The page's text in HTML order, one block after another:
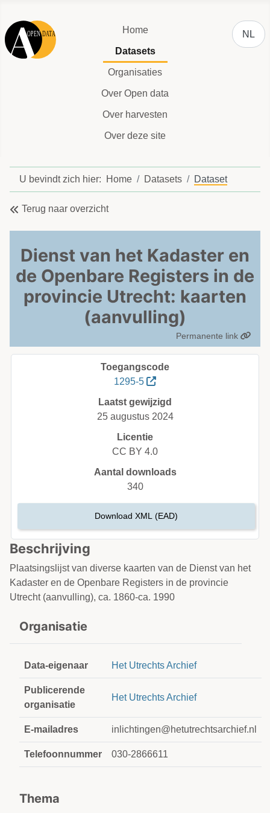
Home
Datasets
Organisaties
Over Open data
Over harvesten
Over deze site
NL
U bevindt zich hier: Home Datasets Dataset
Terug naar overzicht
Dienst van het Kadaster en
de Openbare Registers in de
provincie Utrecht: kaarten
(aanvulling)
Permanente link
Beschrijving
Plaatsingslijst van diverse kaarten van de Dienst van het
Kadaster en de Openbare Registers in de provincie
Utrecht (aanvulling), ca. 1860-ca. 1990
Organisatie
Data-eigenaar Het Utrechts Archief
Publicerende
organisatie
Het Utrechts Archief
E-mailadres inlichtingen@hetutrechtsarchief.nl
Telefoonnummer 030-2866611
Thema
Toegangscode
1295-5
Laatst gewijzigd
25 augustus 2024
Licentie
CC BY 4.0
Aantal downloads
340
Download XML (EAD)